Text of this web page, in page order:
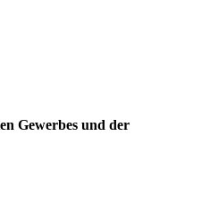
Gewerbes und der